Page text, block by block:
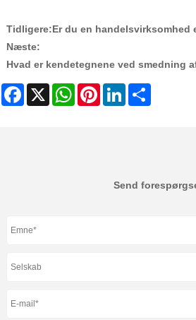
Tidligere:Er du en handelsvirksomhed
Næste:
Hvad er kendetegnene ved smedning
Facebook WhatsAppPinterestLinkedIn
Send